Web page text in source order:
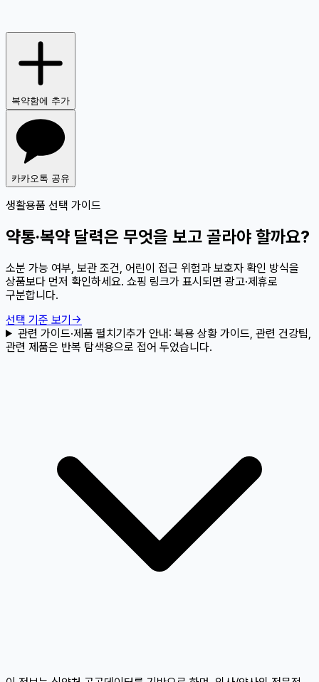
복약함에 추가
카카오톡 공유
생활용품 선택 가이드
약통·복약 달력은 무엇을 보고 골라야 할까요?
소분 가능 여부, 보관 조건, 어린이 접근 위험과 보호자 확인 방식을
상품보다 먼저 확인하세요. 쇼핑 링크가 표시되면 광고·제휴로
구분합니다.
선택 기준 보기 →
관련 가이드·제품 펼치기추가 안내: 복용 상황 가이드, 관련 건강팁,
관련 제품은 반복 탐색용으로 접어 두었습니다.